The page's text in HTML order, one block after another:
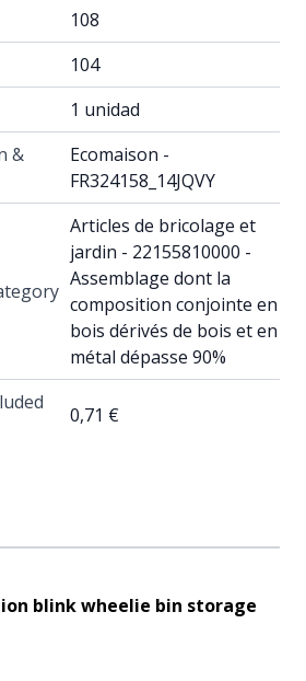
108
104
1 unidad
&
Ecomaison -
FR324158_14JQVY
Articles de bricolage et
jardin - 22155810000 -
Assemblage dont la
composition conjointe en
bois dérivés de bois et en
métal dépasse 90%
0,71 €
blink wheelie bin storage